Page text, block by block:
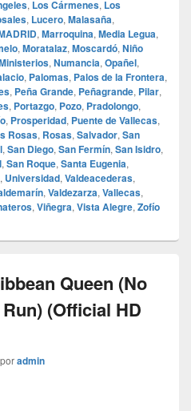
, Los Cármenes, Los
, Lucero, Malasaña,
, Marroquina, Media Legua,
, Moratalaz, Moscardó, Niño
, Numancia, Opañel,
, Palomas, Palos de la Frontera,
, Peña Grande, Peñagrande, Pilar,
, Portazgo, Pozo, Pradolongo,
, Prosperidad, Puente de Vallecas,
Rosas, Rosas, Salvador, San
, San Diego, San Fermín, San Isidro,
, San Roque, Santa Eugenia,
, Universidad, Valdeacederas,
, Valdezarza, Vallecas,
, Viñegra, Vista Alegre, Zofío
Queen (No
(Official HD
poradmin